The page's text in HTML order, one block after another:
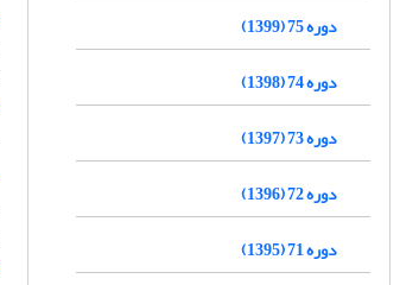
دوره 75 (1399)
دوره 74 (1398)
دوره 73 (1397)
دوره 72 (1396)
دوره 71 (1395)